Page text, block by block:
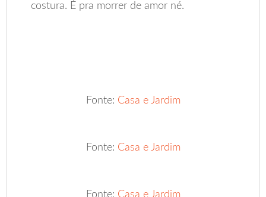
costura. É pra morrer de amor né.
Fonte: Casa e Jardim
Fonte: Casa e Jardim
Fonte: Casa e Jardim